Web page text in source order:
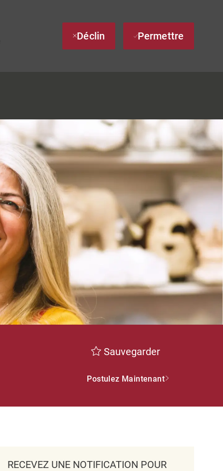
Déclin Permettre
Sauvegarder
Postulez Maintenant
RECEVEZ UNE NOTIFICATION POUR